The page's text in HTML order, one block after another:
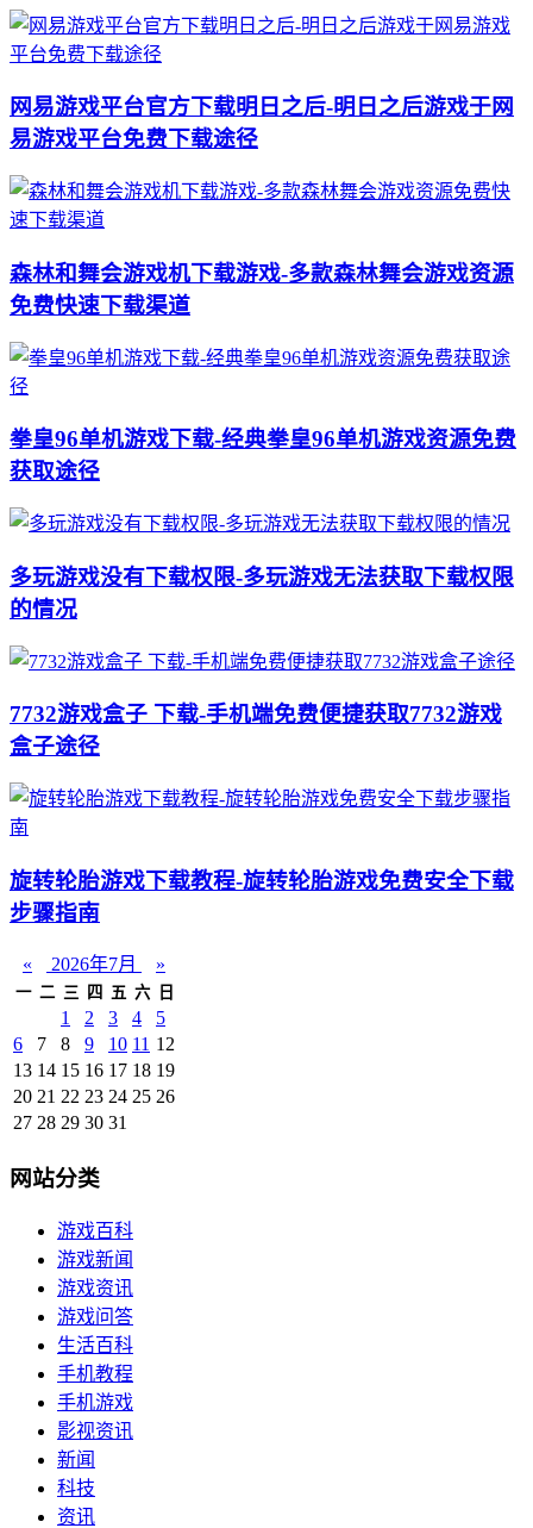
网易游戏平台官方下载明日之后-明日之后游戏于网
易游戏平台免费下载途径
森林和舞会游戏机下载游戏-多款森林舞会游戏资源
免费快速下载渠道
拳皇96单机游戏下载-经典拳皇96单机游戏资源免费
获取途径
多玩游戏没有下载权限-多玩游戏无法获取下载权限
的情况
7732游戏盒子 下载-手机端免费便捷获取7732游戏
盒子途径
旋转轮胎游戏下载教程-旋转轮胎游戏免费安全下载
步骤指南
« 2026年7月 »
一 二 三 四 五 六 日
1 2 3 4
5
6
7 8 9 10 11 12
13 14 15 16 17 18 19
20 21 22 23 24 25 26
27 28 29 30 31
网站分类
游戏百科
游戏新闻
游戏资讯
游戏问答
生活百科
手机教程
手机游戏
影视资讯
新闻
科技
资讯